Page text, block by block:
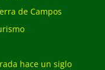
de Campos
hace un siglo